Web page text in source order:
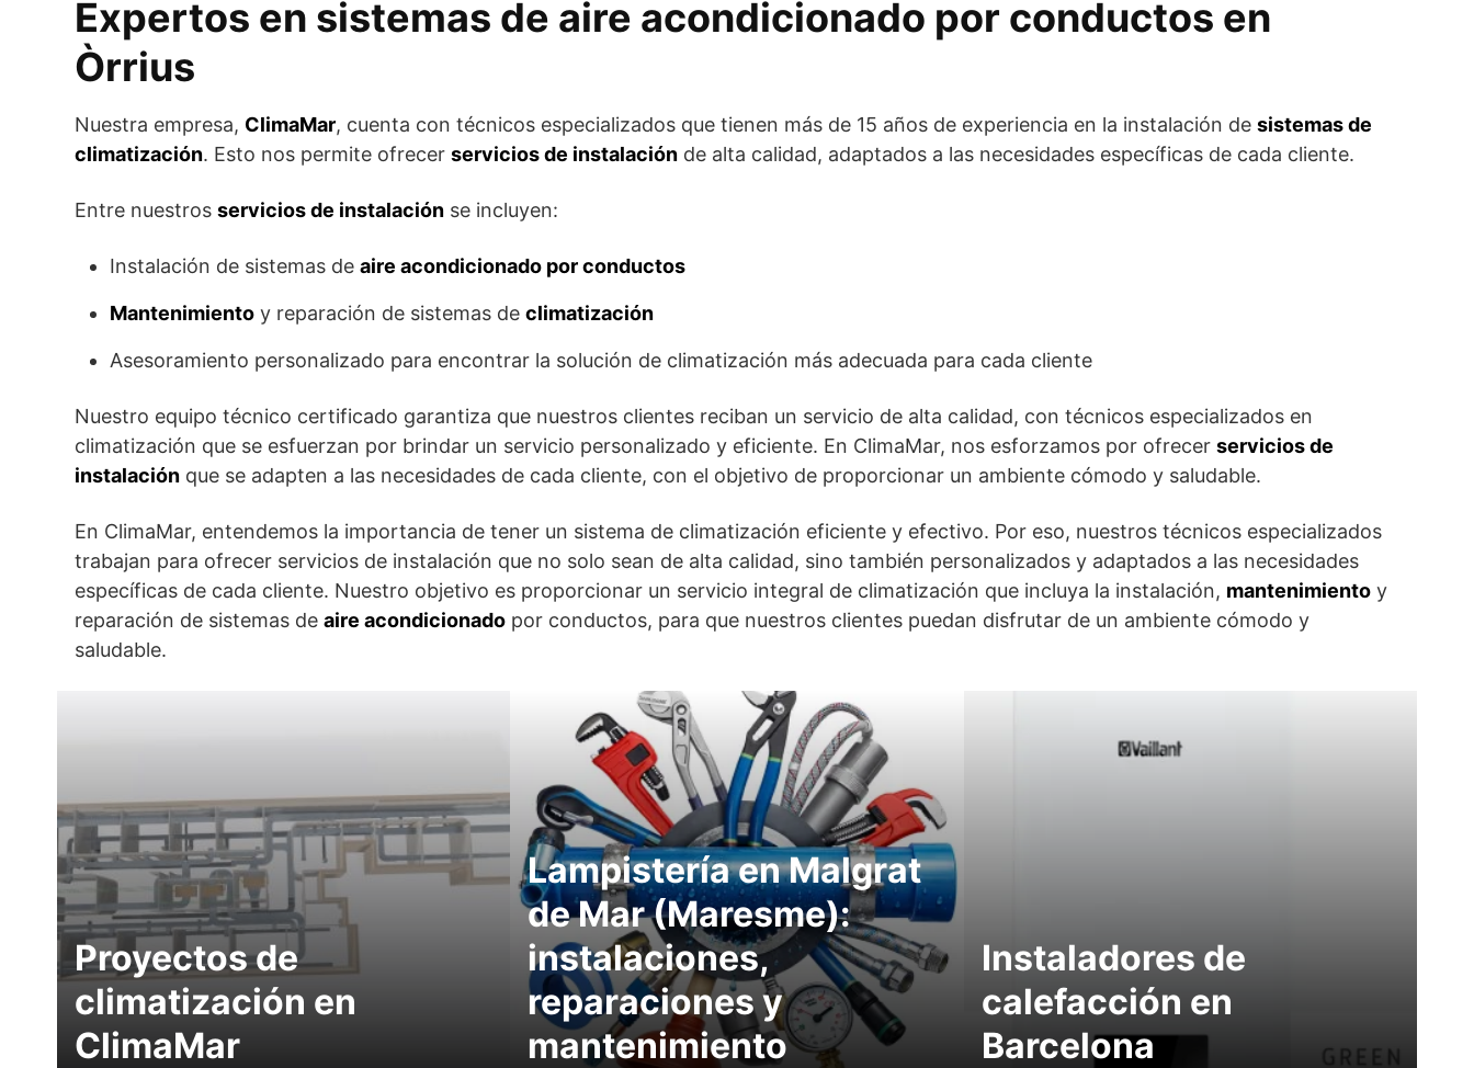
Expertos en sistemas de aire acondicionado por conductos en
Òrrius
Nuestra empresa, ClimaMar, cuenta con técnicos especializados que tienen más de 15 años de experiencia en la instalación de sistemas de
climatización. Esto nos permite ofrecer servicios de instalación de alta calidad, adaptados a las necesidades específicas de cada cliente.
Entre nuestros servicios de instalación se incluyen:
Instalación de sistemas de aire acondicionado por conductos
Mantenimiento y reparación de sistemas de climatización
Asesoramiento personalizado para encontrar la solución de climatización más adecuada para cada cliente
Nuestro equipo técnico certificado garantiza que nuestros clientes reciban un servicio de alta calidad, con técnicos especializados en
climatización que se esfuerzan por brindar un servicio personalizado y eficiente. En ClimaMar, nos esforzamos por ofrecer servicios de
instalación que se adapten a las necesidades de cada cliente, con el objetivo de proporcionar un ambiente cómodo y saludable.
En ClimaMar, entendemos la importancia de tener un sistema de climatización eficiente y efectivo. Por eso, nuestros técnicos especializados
trabajan para ofrecer servicios de instalación que no solo sean de alta calidad, sino también personalizados y adaptados a las necesidades
específicas de cada cliente. Nuestro objetivo es proporcionar un servicio integral de climatización que incluya la instalación, mantenimiento y
reparación de sistemas de aire acondicionado por conductos, para que nuestros clientes puedan disfrutar de un ambiente cómodo y
saludable.
Proyectos de
climatización en
ClimaMar
Lampistería en Malgrat
de Mar (Maresme):
instalaciones,
reparaciones y
mantenimiento
Instaladores de
calefacción en
Barcelona